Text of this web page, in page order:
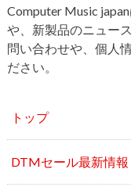
問い合わせや、個人
ださい。
トップ
DTMセール最新情報
DTM新製品情報